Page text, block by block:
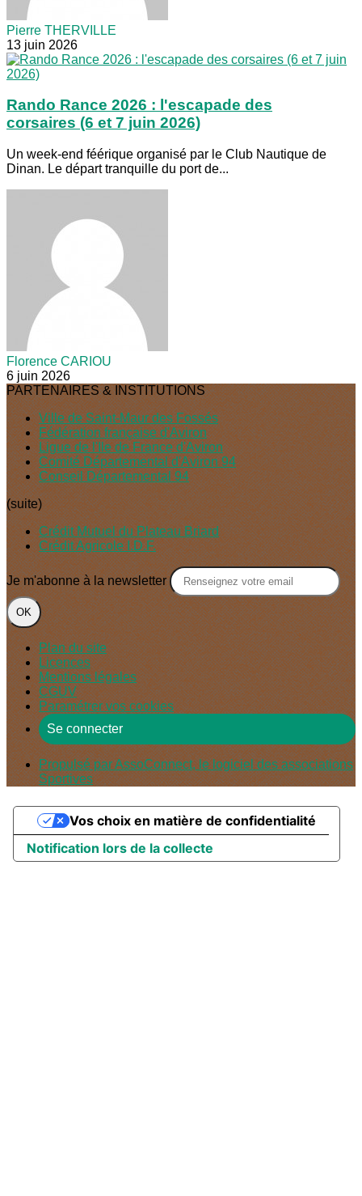
Pierre THERVILLE
13 juin 2026
Rando Rance 2026 : l'escapade des
corsaires (6 et 7 juin 2026)
Un week-end féérique organisé par le Club Nautique de
Dinan. Le départ tranquille du port de...
Florence CARIOU
6 juin 2026
PARTENAIRES & INSTITUTIONS
Ville de Saint-Maur des Fossés
Fédération française d'Aviron
Ligue de l'Ile de France d'Aviron
Comité Départemental d'Aviron 94
Conseil Départemental 94
(suite)
Crédit Mutuel du Plateau Briard
Crédit Agricole I.D.F.
Je m'abonne à la newsletter
OK
Plan du site
Licences
Mentions légales
CGUV
Paramétrer vos cookies
Se connecter
Propulsé par AssoConnect, le logiciel des associations
Sportives
Notification lors de la collecte
Vos choix en matière de confidentialité